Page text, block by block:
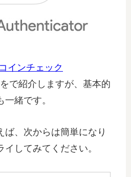
コインチェック
で紹介しますが、基本的
緒です。
ば、次からは簡単になり
イしてみてください。